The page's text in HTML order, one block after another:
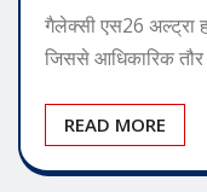
गैलेक्सी एस26 अल्ट्रा
जिससे आधिकारिक तौर
READ MORE